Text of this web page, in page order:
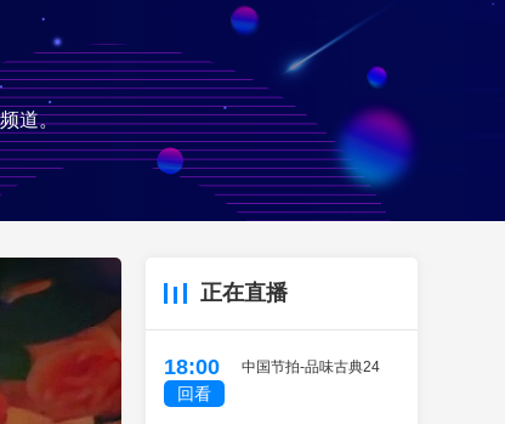
艺术 数智 5G 产业+
才艺 网展 央央好物
道。
正在直播
18:00
回看
中国节拍-品味古典24